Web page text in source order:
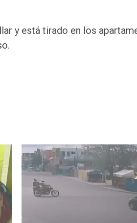
y está tirado en los